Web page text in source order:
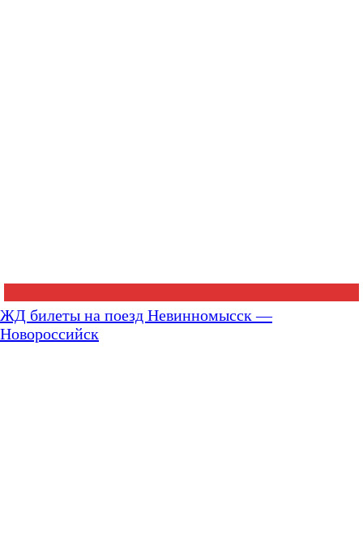
ЖД билеты на поезд Невинномысск —
Новороссийск